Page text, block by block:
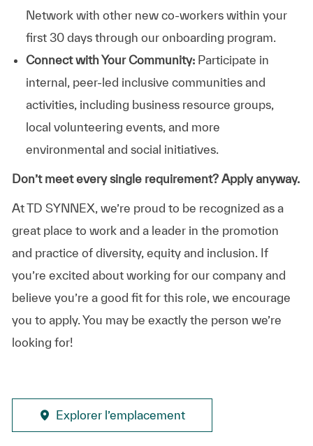
Network with other new co-workers within your
first 30 days through our onboarding program.
Connect with Your Community:Participate in
internal, peer-led inclusive communities and
activities, including business resource groups,
local volunteering events, and more
environmental and social initiatives.
Don’t meet every single requirement? Apply anyway.
At TD SYNNEX, we’re proud to be recognized as a
great place to work and a leader in the promotion
and practice of diversity, equity and inclusion. If
you’re excited about working for our company and
believe you’re a good fit for this role, we encourage
you to apply. You may be exactly the person we’re
looking for!
Explorer l’emplacement